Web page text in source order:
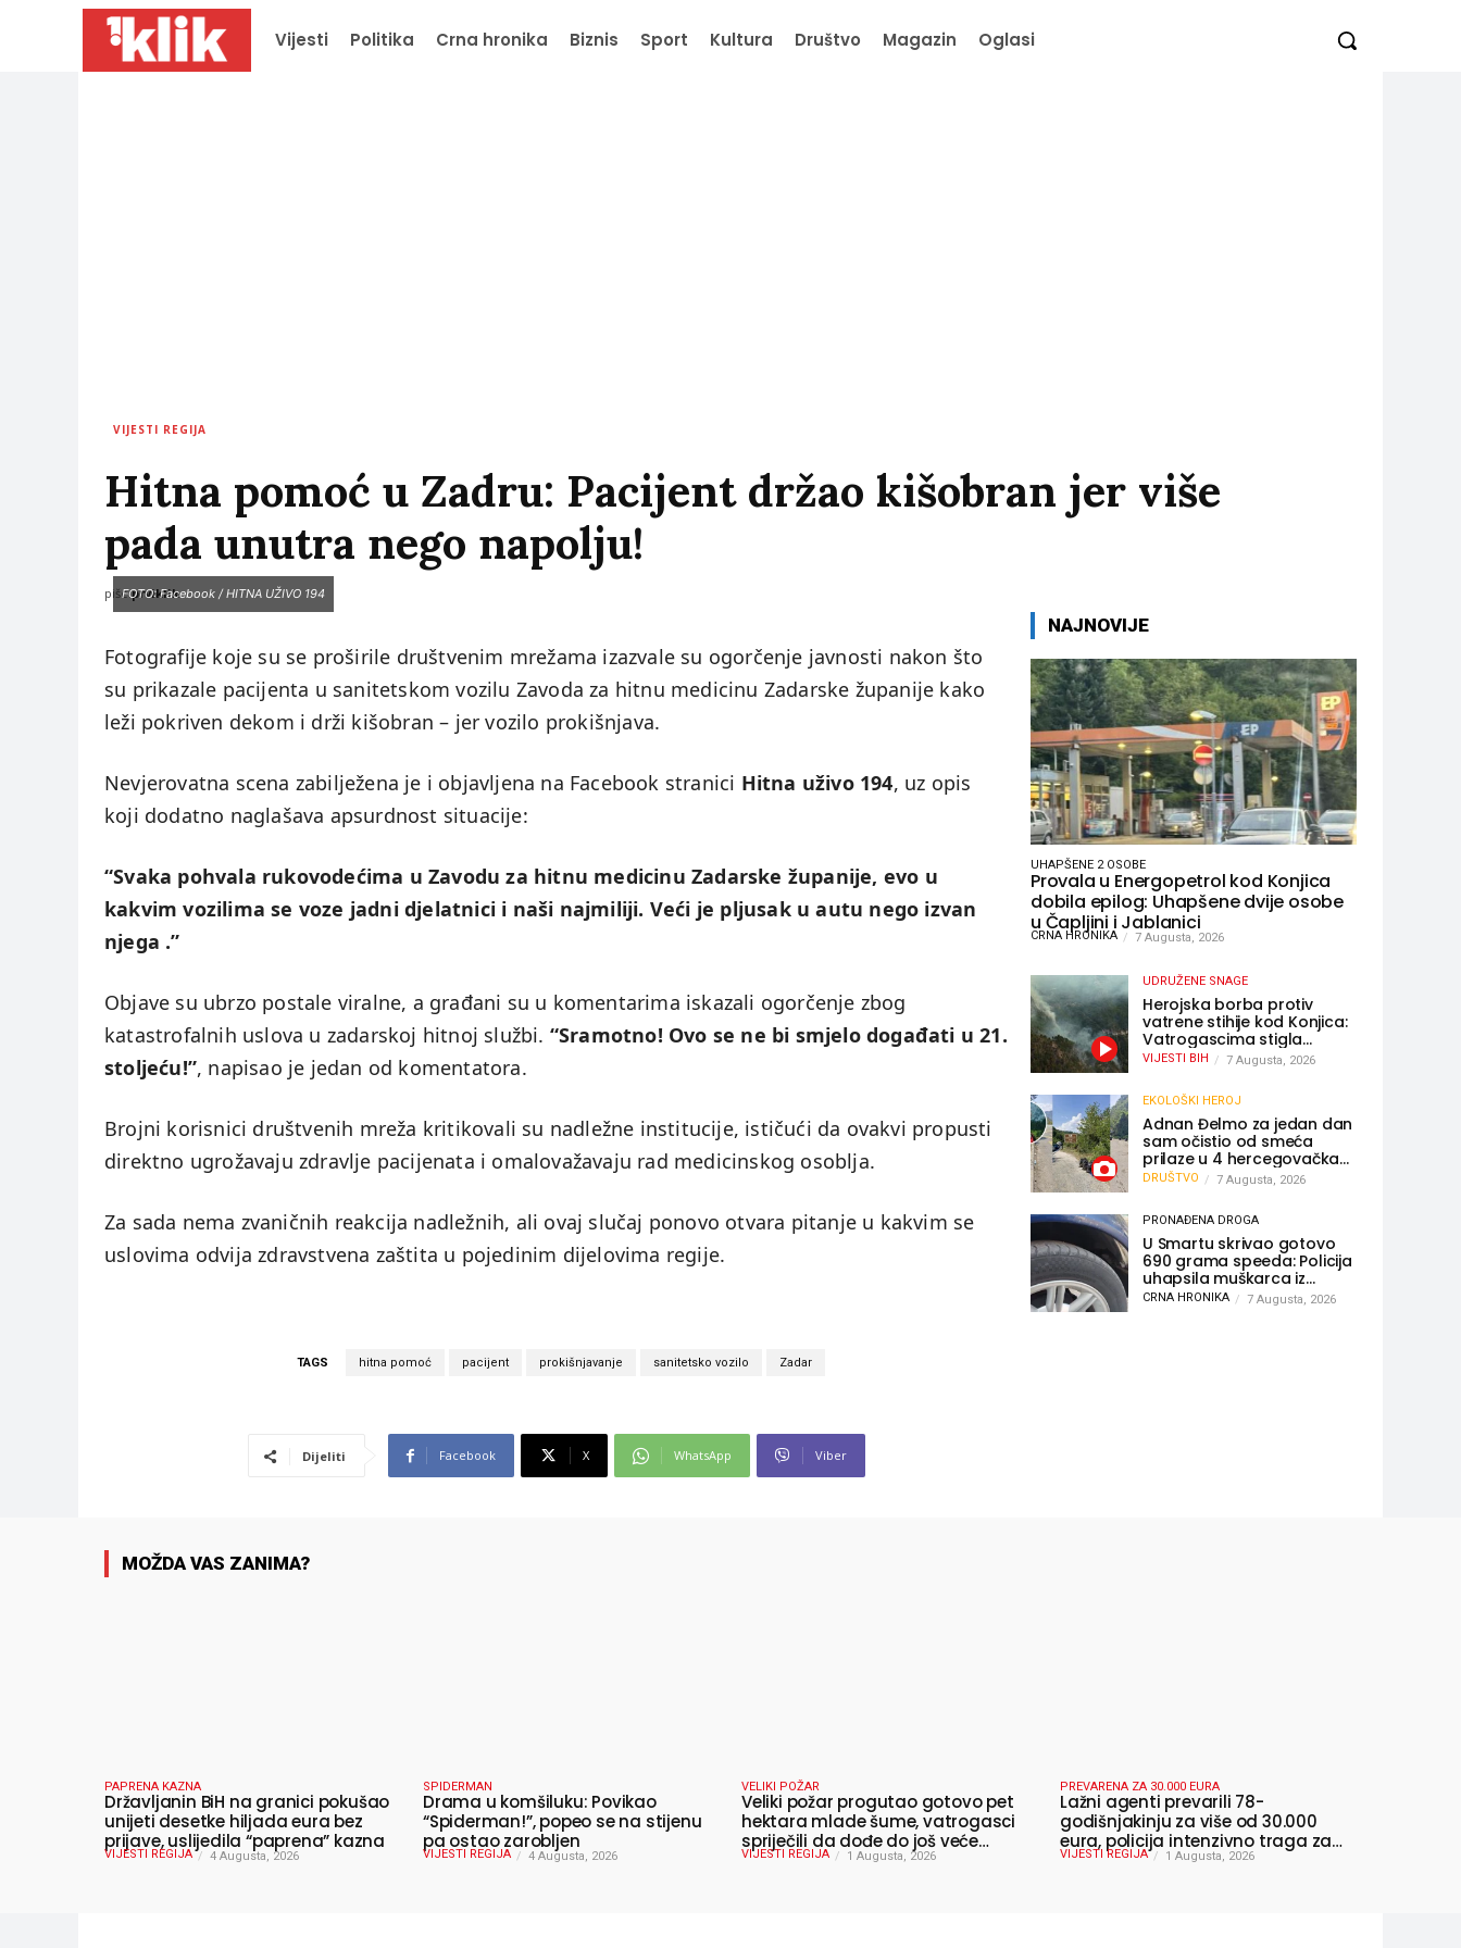
Vijesti Politika Crna hronika Biznis Sport Kultura Društvo Magazin Oglasi
VIJESTI REGIJA
Hitna pomoć u Zadru: Pacijent držao kišobran jer više
pada unutra nego napolju!
piše:prviklik
FOTO: Facebook / HITNA UŽIVO 194
Fotografije koje su se proširile društvenim mrežama izazvale su ogorčenje javnosti nakon što
su prikazale pacijenta u sanitetskom vozilu Zavoda za hitnu medicinu Zadarske županije kako
leži pokriven dekom i drži kišobran – jer vozilo prokišnjava.
Nevjerovatna scena zabilježena je i objavljena na Facebook stranici Hitna uživo 194, uz opis
koji dodatno naglašava apsurdnost situacije:
“Svaka pohvala rukovodećima u Zavodu za hitnu medicinu Zadarske županije, evo u
kakvim vozilima se voze jadni djelatnici i naši najmiliji. Veći je pljusak u autu nego izvan
njega .”
Objave su ubrzo postale viralne, a građani su u komentarima iskazali ogorčenje zbog
katastrofalnih uslova u zadarskoj hitnoj službi. “Sramotno! Ovo se ne bi smjelo događati u 21.
stoljeću!”, napisao je jedan od komentatora.
Brojni korisnici društvenih mreža kritikovali su nadležne institucije, ističući da ovakvi propusti
direktno ugrožavaju zdravlje pacijenata i omalovažavaju rad medicinskog osoblja.
Za sada nema zvaničnih reakcija nadležnih, ali ovaj slučaj ponovo otvara pitanje u kakvim se
uslovima odvija zdravstvena zaštita u pojedinim dijelovima regije.
TAGS hitna pomoć pacijent prokišnjavanje sanitetsko vozilo Zadar
Dijeliti Facebook X WhatsApp Viber
NAJNOVIJE
UHAPŠENE 2 OSOBE
Provala u Energopetrol kod Konjica
dobila epilog: Uhapšene dvije osobe
u Čapljini i Jablanici
CRNA HRONIKA 7 Augusta, 2026
UDRUŽENE SNAGE
Herojska borba protiv
vatrene stihije kod Konjica:
Vatrogascima stigla
pomoć iz Sarajeva,
helikopteri i Air Tractori
udružili snage
VIJESTI BIH 7 Augusta, 2026
EKOLOŠKI HEROJ
Adnan Đelmo za jedan dan
sam očistio od smeća
prilaze u 4 hercegovačka
grada: “Danas nisam čistio
samo smeće, čistio sam
sliku o nama”
DRUŠTVO 7 Augusta, 2026
PRONAĐENA DROGA
U Smartu skrivao gotovo
690 grama speeda: Policija
uhapsila muškarca iz
Hercegovine
CRNA HRONIKA 7 Augusta, 2026
MOŽDA VAS ZANIMA?
PAPRENA KAZNA
Državljanin BiH na granici pokušao
unijeti desetke hiljada eura bez
prijave, uslijedila “paprena” kazna
VIJESTI REGIJA 4 Augusta, 2026
SPIDERMAN
Drama u komšiluku: Povikao
“Spiderman!”, popeo se na stijenu
pa ostao zarobljen
VIJESTI REGIJA 4 Augusta, 2026
VELIKI POŽAR
Veliki požar progutao gotovo pet
hektara mlade šume, vatrogasci
spriječili da dođe do još veće
katastrofe
VIJESTI REGIJA 1 Augusta, 2026
PREVARENA ZA 30.000 EURA
Lažni agenti prevarili 78-
godišnjakinju za više od 30.000
eura, policija intenzivno traga za
počiniteljima
VIJESTI REGIJA 1 Augusta, 2026